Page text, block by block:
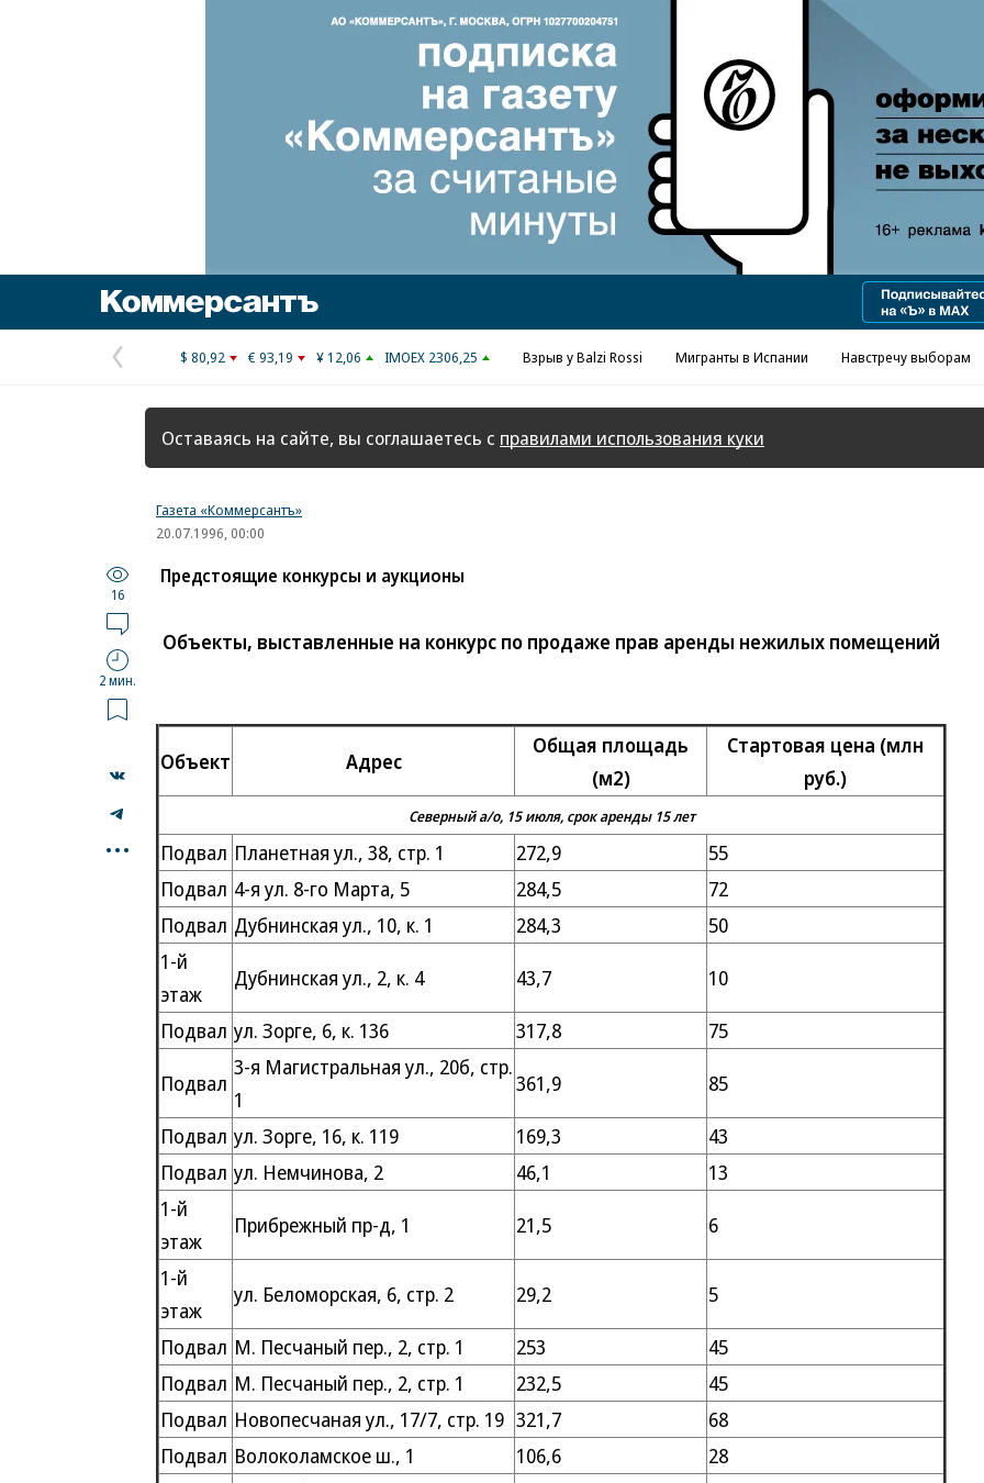
Предыдущая
страница
$ 80,92 € 93,19 ¥ 12,06 IMOEX 2306,25 Взрыв у Balzi Rossi Мигранты в Испании Навстречу выборам
Оставаясь на сайте, вы соглашаетесь с правилами использования куки
Газета «Коммерсантъ»
20.07.1996, 00:00
16
2 мин.
...
Предстоящие конкурсы и аукционы
Объекты, выставленные на конкурс по продаже прав аренды нежилых помещений
Объект Адрес
Общая площадь
(м2)
Стартовая цена (млн
руб.)
Северный а/о, 15 июля, срок аренды 15 лет
Подвал Планетная ул., 38, стр. 1 272,9
55
Подвал 4-я ул. 8-го Марта, 5 284,5
72
Подвал Дубнинская ул., 10, к. 1 284,3
50
1-й
этаж
Дубнинская ул., 2, к. 4 43,7
10
Подвал ул. Зорге, 6, к. 136 317,8
75
Подвал
3-я Магистральная ул., 20б, стр.
1
361,9
85
Подвал ул. Зорге, 16, к. 119 169,3
43
Подвал ул. Немчинова, 2 46,1
13
1-й
этаж
Прибрежный пр-д, 1 21,5
6
1-й
этаж
ул. Беломорская, 6, стр. 2 29,2
5
Подвал М. Песчаный пер., 2, стр. 1 253
45
Подвал М. Песчаный пер., 2, стр. 1 232,5
45
Подвал Новопесчаная ул., 17/7, стр. 19 321,7
68
Подвал Волоколамское ш., 1 106,6
28